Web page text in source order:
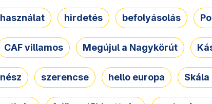
hirdetés befolyásolás
CAF villamos Megújul a Nagykörút
szerencse hello europa